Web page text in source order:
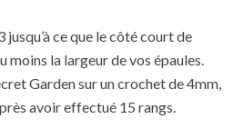
jusqu’à ce que le côté court de
la largeur de vos épaules.
Garden sur un crochet de 4mm,
avoir effectué 15 rangs.